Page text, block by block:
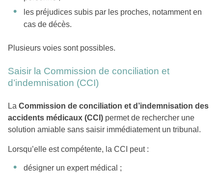
les préjudices subis par les proches, notamment en
cas de décès.
Plusieurs voies sont possibles.
Saisir la Commission de conciliation et
d’indemnisation (CCI)
La Commission de conciliation et d’indemnisation des
accidents médicaux (CCI) permet de rechercher une
solution amiable sans saisir immédiatement un tribunal.
Lorsqu’elle est compétente, la CCI peut :
désigner un expert médical ;